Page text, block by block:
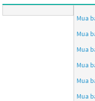
Mua
Mua
Mua
Mua
Mua
Mua